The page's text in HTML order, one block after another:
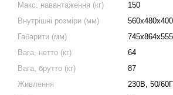
Макс. навантаження (кг)
150
Внутрішні розміри (мм)
560x480x400
Габарити (мм)
745x864x555
Вага, нетто (кг)
64
Вага, брутто (кг)
87
Живлення
230В, 50/